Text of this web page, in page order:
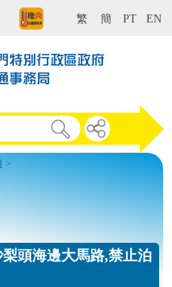
繁 簡 PT EN
>
梨頭海邊大馬路,禁止泊